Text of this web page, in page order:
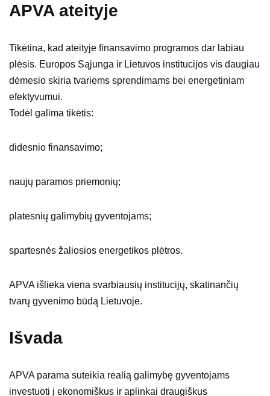
APVA ateityje
Tikėtina, kad ateityje finansavimo programos dar labiau
plėsis. Europos Sąjunga ir Lietuvos institucijos vis daugiau
dėmesio skiria tvariems sprendimams bei energetiniam
efektyvumui.
Todėl galima tikėtis:
didesnio finansavimo;
naujų paramos priemonių;
platesnių galimybių gyventojams;
spartesnės žaliosios energetikos plėtros.
APVA išlieka viena svarbiausių institucijų, skatinančių
tvarų gyvenimo būdą Lietuvoje.
Išvada
APVA parama suteikia realią galimybę gyventojams
investuoti į ekonomiškus ir aplinkai draugiškus